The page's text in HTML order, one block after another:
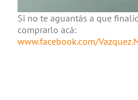
Si no te aguantás a que
comprarlo acá:
www.facebook.com/